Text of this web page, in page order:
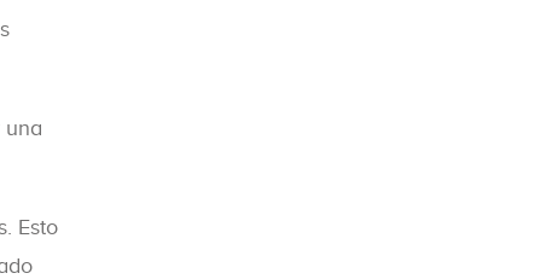
una
Esto